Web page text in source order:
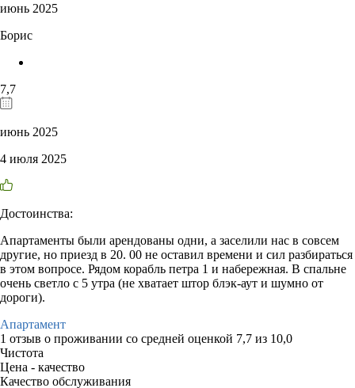
июнь 2025
Борис
7,7
июнь 2025
4 июля 2025
Достоинства:
Апартаменты были арендованы одни, а заселили нас в совсем
другие, но приезд в 20. 00 не оставил времени и сил разбираться
в этом вопросе. Рядом корабль петра 1 и набережная. В спальне
очень светло с 5 утра (не хватает штор блэк-аут и шумно от
дороги).
Апартамент
1 отзыв о проживании со средней оценкой 7,7 из 10,0
Чистота
Цена - качество
Качество обслуживания